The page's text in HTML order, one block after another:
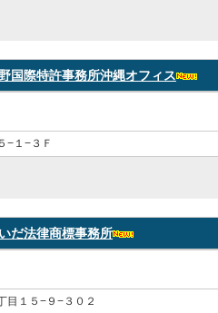
国際特許事務所沖縄オフィス
−１−３Ｆ
だ法律商標事務所
目１５−９−３０２